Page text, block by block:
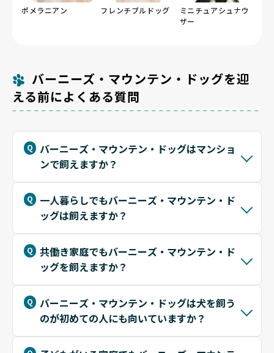
ポメラニアン フレンチブルドッグ
ミニチュアシュナウ
ザー
バーニーズ・マウンテン・ドッグを迎
える前によくある質問
バーニーズ・マウンテン・ドッグはマンショ
ンで飼えますか？
一人暮らしでもバーニーズ・マウンテン・ド
ッグは飼えますか？
共働き家庭でもバーニーズ・マウンテン・ド
ッグを飼えますか？
バーニーズ・マウンテン・ドッグは犬を飼う
のが初めての人にも向いていますか？